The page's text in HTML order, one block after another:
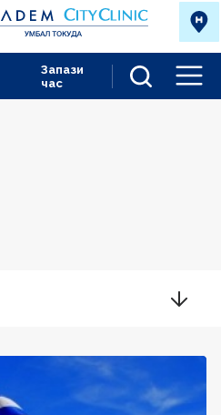
Запази
час